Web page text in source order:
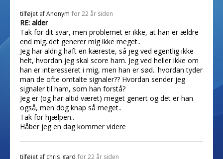
tilføjet afAnonym for 22 år siden
RE: alder
Tak for dit svar, men problemet er ikke, at han er ældre
end mig..det generer mig ikke meget..
Jeg har aldrig haft en kæreste, så jeg ved egentlig ikke
helt, hvordan jeg skal score ham. Jeg ved heller ikke om
han er interesseret i mig, men han er sød.. hvordan tyder
man de ofte omtalte signaler?? Hvordan sender jeg
signaler til ham, som han forstå?
Jeg er (og har altid været) meget genert og det er han
også, men dog knap så meget..
Tak for hjælpen..
Håber jeg en dag kommer videre
tilføjet af chris_gard for 22 år siden